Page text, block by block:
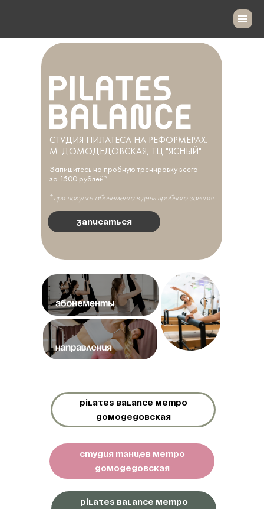
СТУДИЯ ПИЛАТЕСА НА РЕФОРМЕРАХ.
М. ДОМОДЕДОВСКАЯ, ТЦ "ЯСНЫЙ"
Запишитесь на пробную тренировку всего
за 1500 рублей*
*при покупке абонемента в день пробного занятия
записаться
Студия танцев метро
домодедовская
pilates balance метро
pilates balance метро
домодедовская